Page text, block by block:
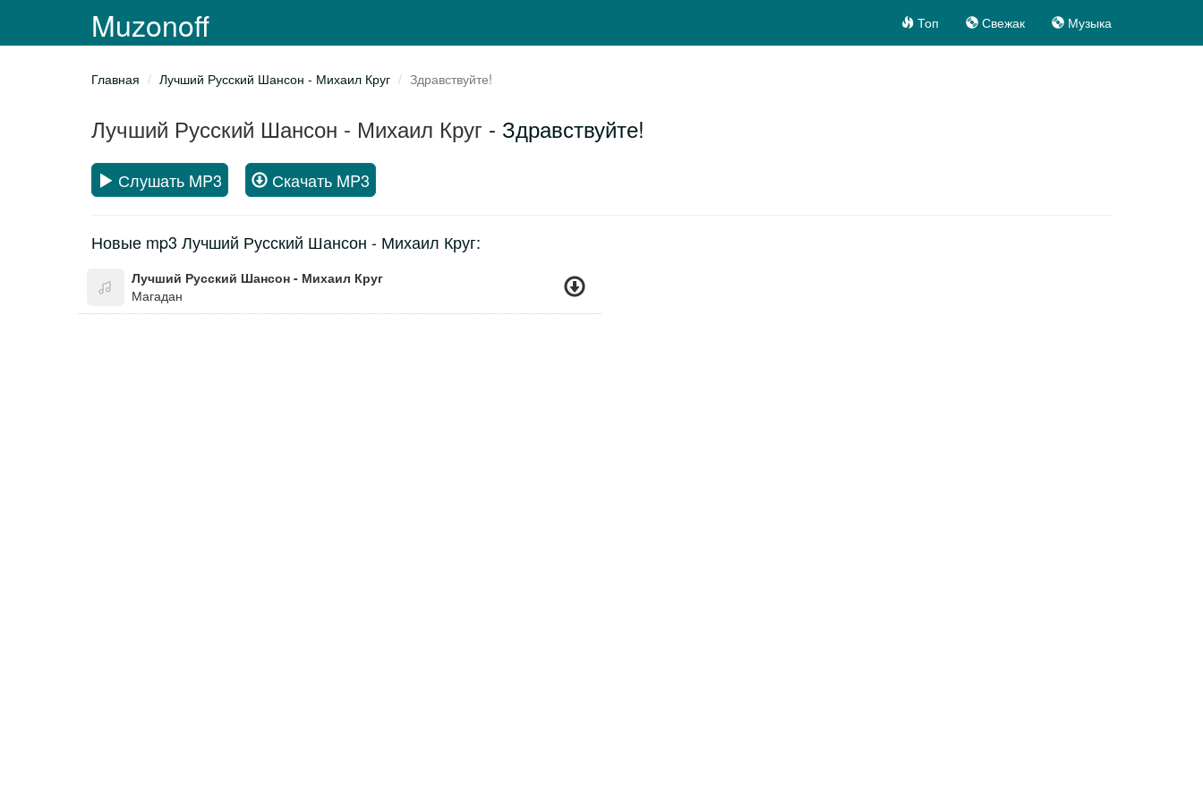
Muzonoff Топ Свежак Музыка
Главная Лучший Русский Шансон - Михаил Круг Здравствуйте!
Лучший Русский Шансон - Михаил Круг - Здравствуйте!
Слушать MP3 Скачать MP3
Новые mp3 Лучший Русский Шансон - Михаил Круг:
Лучший Русский Шансон - Михаил Круг
Магадан